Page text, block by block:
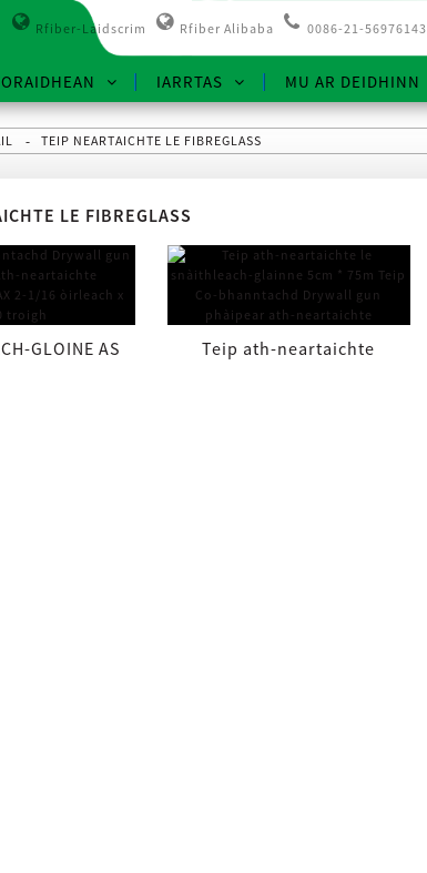
Rfiber-Laidscrim Rfiber Alibaba 0086-21-56976143
IARRTAS MU AR DEIDHINN
TEIP NEARTAICHTE LE FIBREGLASS
LE FIBREGLASS
GLOINE AS Teip ath-neartaichte